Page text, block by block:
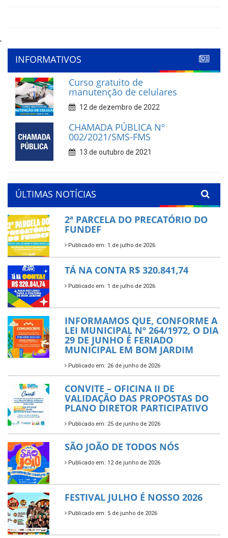
'
INFORMATIVOS
Curso gratuito de
manutenção de celulares
12 de dezembro de 2022
CHAMADA PÚBLICA Nº
002/2021/SMS-FMS
13 de outubro de 2021
ÚLTIMAS NOTÍCIAS
2ª PARCELA DO PRECATÓRIO DO
FUNDEF
Publicado em: 1 de julho de 2026
TÁ NA CONTA R$ 320.841,74
Publicado em: 1 de julho de 2026
INFORMAMOS QUE, CONFORME A
LEI MUNICIPAL Nº 264/1972, O DIA
29 DE JUNHO É FERIADO
MUNICIPAL EM BOM JARDIM
Publicado em: 26 de junho de 2026
CONVITE – OFICINA II DE
VALIDAÇÃO DAS PROPOSTAS DO
PLANO DIRETOR PARTICIPATIVO
Publicado em: 25 de junho de 2026
SÃO JOÃO DE TODOS NÓS
Publicado em: 12 de junho de 2026
FESTIVAL JULHO É NOSSO 2026
Publicado em: 5 de junho de 2026